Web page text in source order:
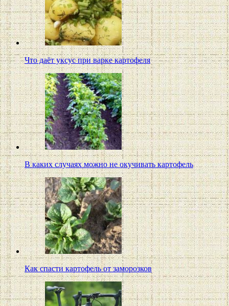
Что даёт уксус при варке картофеля
В каких случаях можно не окучивать картофель
Как спасти картофель от заморозков